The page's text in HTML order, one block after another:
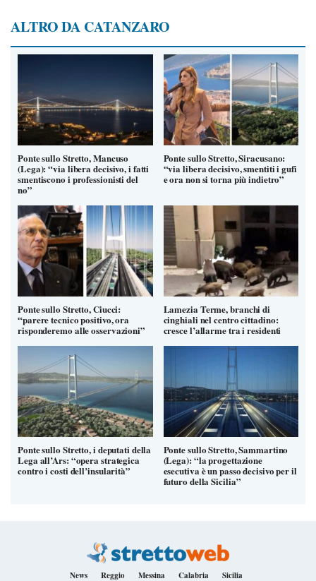
ALTRO DA CATANZARO
Ponte sullo Stretto, Mancuso
(Lega): “via libera decisivo, i fatti
smentiscono i professionisti del
no”
Ponte sullo Stretto, Siracusano:
“via libera decisivo, smentiti i gufi
e ora non si torna più indietro”
Ponte sullo Stretto, Ciucci:
“parere tecnico positivo, ora
risponderemo alle osservazioni”
Lamezia Terme, branchi di
cinghiali nel centro cittadino:
cresce l’allarme tra i residenti
Ponte sullo Stretto, i deputati della
Lega all’Ars: “opera strategica
contro i costi dell’insularità”
Ponte sullo Stretto, Sammartino
(Lega): “la progettazione
esecutiva è un passo decisivo per il
futuro della Sicilia”
News Reggio Messina Calabria Sicilia